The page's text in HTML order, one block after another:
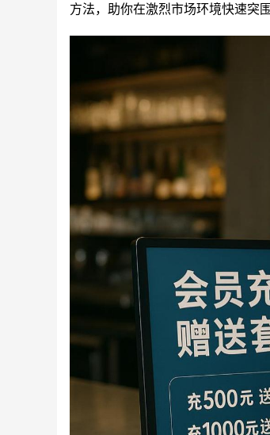
方法，助你在激烈市场环境快速突围